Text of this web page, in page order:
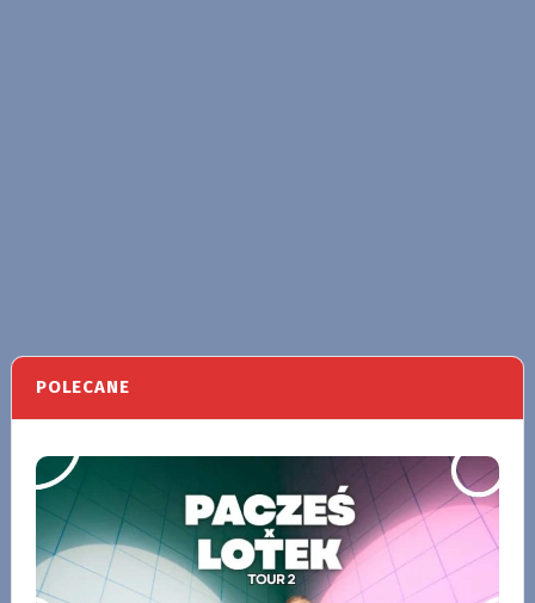
POLECANE